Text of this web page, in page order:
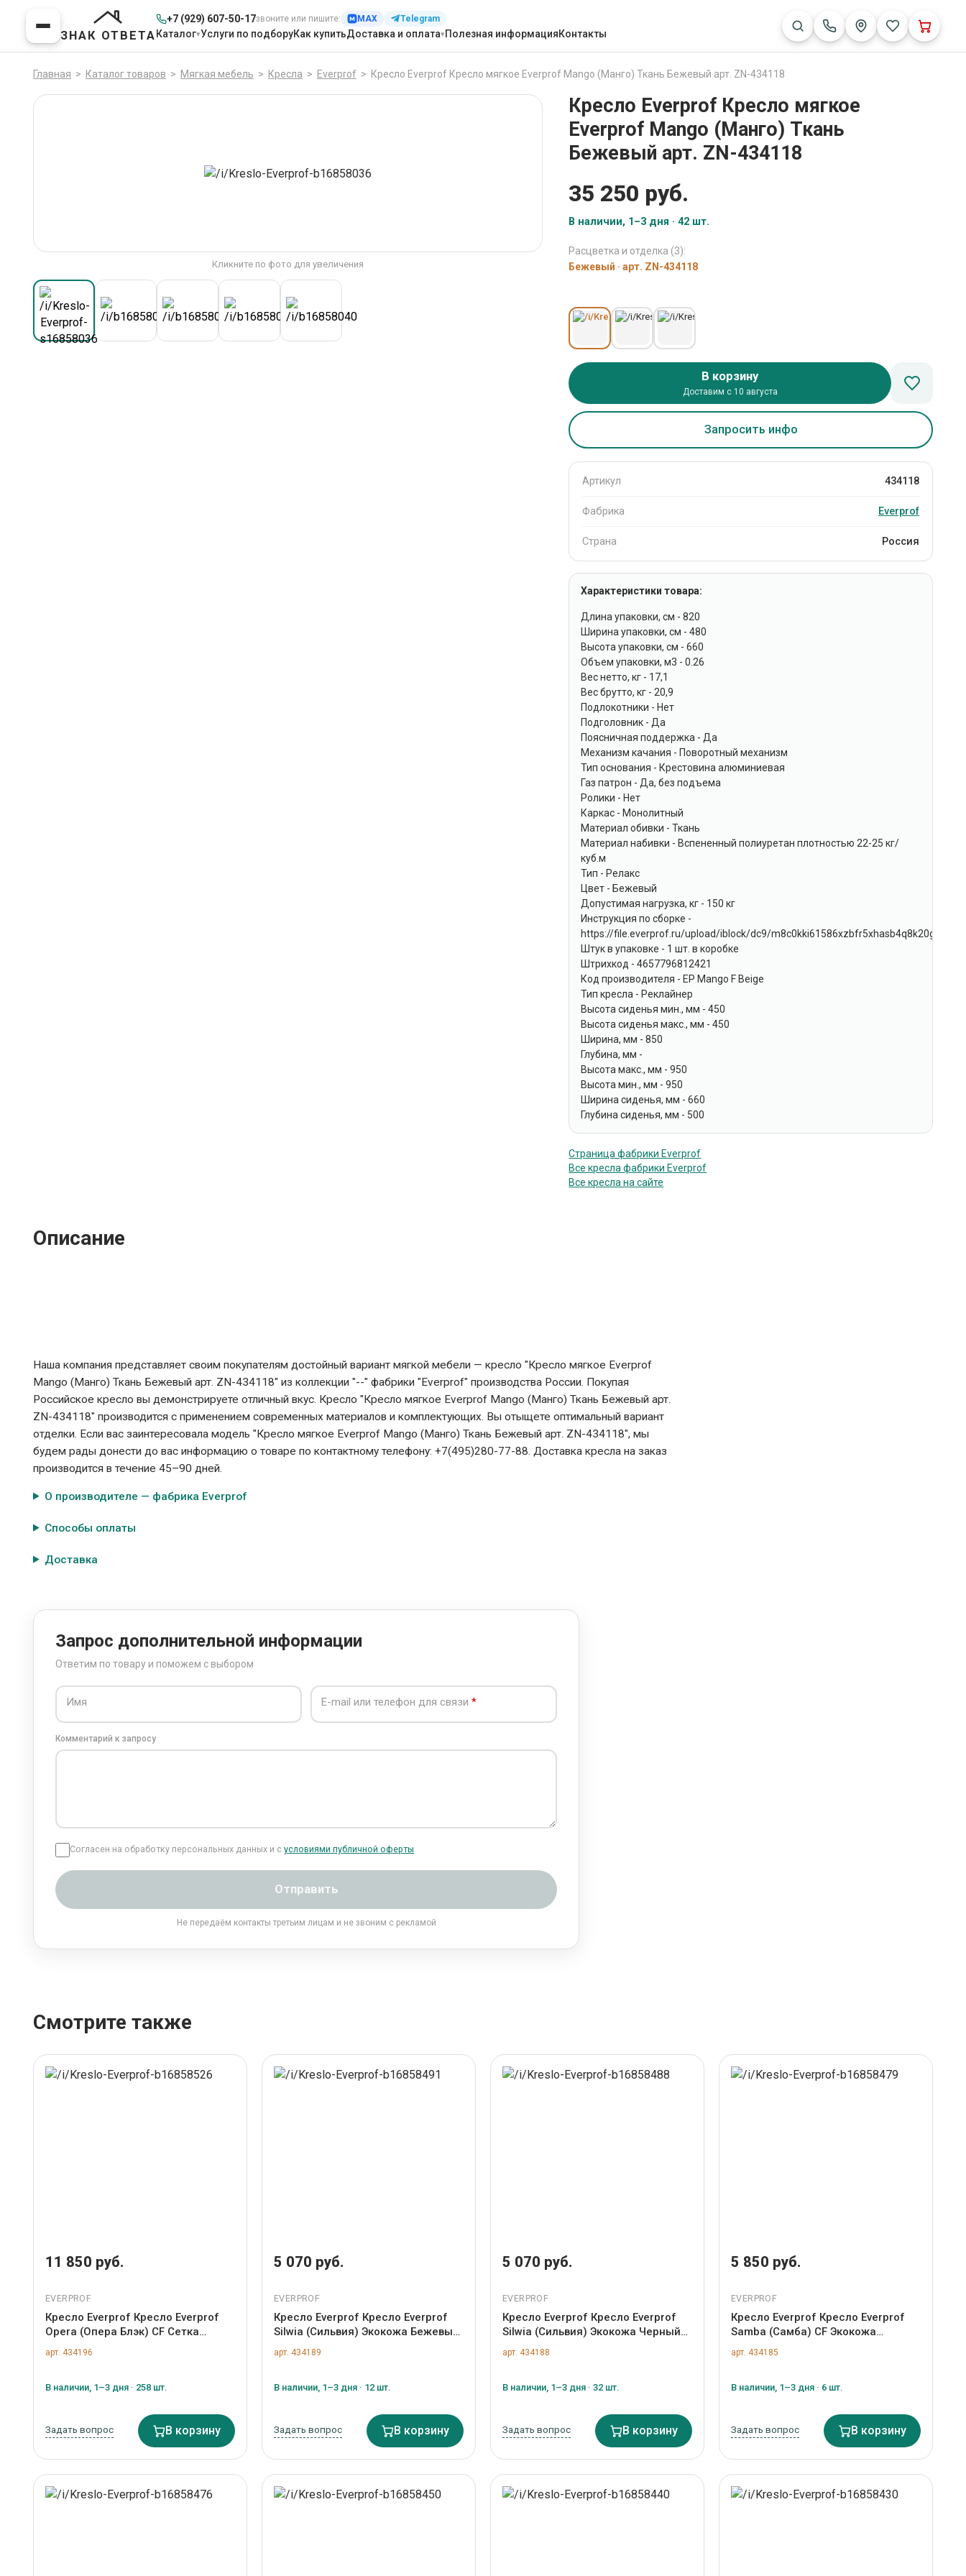
ЗНАК ОТВЕТА
+7 (929) 607-50-17звоните или пишите: MAX Telegram
Каталог Услуги по подборуКак купитьДоставка и оплата Полезная информацияКонтакты
Главная > Каталог товаров > Мягкая мебель > Кресла > Everprof > Кресло Everprof Кресло мягкое Everprof Mango (Манго) Ткань Бежевый арт. ZN-434118
Кликните по фото для увеличения
Кресло Everprof Кресло мягкое
Everprof Mango (Манго) Ткань
Бежевый арт. ZN-434118
35 250 руб.
В наличии, 1–3 дня · 42 шт.
Расцветка и отделка (3):
Бежевый · арт. ZN-434118
В корзину
Доставим с 10 августа
Запросить инфо
Артикул 434118
Фабрика Everprof
Страна Россия
Характеристики товара:
Длина упаковки, см - 820
Ширина упаковки, см - 480
Высота упаковки, см - 660
Объем упаковки, м3 - 0.26
Вес нетто, кг - 17,1
Вес брутто, кг - 20,9
Подлокотники - Нет
Подголовник - Да
Поясничная поддержка - Да
Механизм качания - Поворотный механизм
Тип основания - Крестовина алюминиевая
Газ патрон - Да, без подъема
Ролики - Нет
Каркас - Монолитный
Материал обивки - Ткань
Материал набивки - Вспененный полиуретан плотностью 22-25 кг/
куб.м
Тип - Релакс
Цвет - Бежевый
Допустимая нагрузка, кг - 150 кг
Инструкция по сборке -
https://file.everprof.ru/upload/iblock/dc9/m8c0kki61586xzbfr5xhasb4q8k20g43.pdf
Штук в упаковке - 1 шт. в коробке
Штрихкод - 4657796812421
Код производителя - EP Mango F Beige
Тип кресла - Реклайнер
Высота сиденья мин., мм - 450
Высота сиденья макс., мм - 450
Ширина, мм - 850
Глубина, мм -
Высота макс., мм - 950
Высота мин., мм - 950
Ширина сиденья, мм - 660
Глубина сиденья, мм - 500
Страница фабрики Everprof
Все кресла фабрики Everprof
Все кресла на сайте
Описание
Наша компания представляет своим покупателям достойный вариант мягкой мебели — кресло "Кресло мягкое Everprof
Mango (Манго) Ткань Бежевый арт. ZN-434118" из коллекции "--" фабрики "Everprof" производства России. Покупая
Российское кресло вы демонстрируете отличный вкус. Кресло "Кресло мягкое Everprof Mango (Манго) Ткань Бежевый арт.
ZN-434118" производится с применением современных материалов и комплектующих. Вы отыщете оптимальный вариант
отделки. Если вас заинтересовала модель "Кресло мягкое Everprof Mango (Манго) Ткань Бежевый арт. ZN-434118", мы
будем рады донести до вас информацию о товаре по контактному телефону: +7(495)280-77-88. Доставка кресла на заказ
производится в течение 45–90 дней.
О производителе — фабрика Everprof
Способы оплаты
Доставка
Запрос дополнительной информации
Ответим по товару и поможем с выбором
Имя E-mail или телефон для связи
Комментарий к запросу
Согласен на обработку персональных данных и с условиями публичной оферты
Отправить
Не передаём контакты третьим лицам и не звоним с рекламой
Смотрите также
11 850 руб.
EVERPROF
Кресло Everprof Кресло Everprof
Opera (Опера Блэк) CF Сетка
Черный арт. ZN-434196
арт. 434196
В наличии, 1–3 дня · 258 шт.
Задать вопрос В корзину
5 070 руб.
EVERPROF
Кресло Everprof Кресло Everprof
Silwia (Сильвия) Экокожа Бежевый
арт. ZN-434189
арт. 434189
В наличии, 1–3 дня · 12 шт.
Задать вопрос В корзину
5 070 руб.
EVERPROF
Кресло Everprof Кресло Everprof
Silwia (Сильвия) Экокожа Черный
арт. ZN-434188
арт. 434188
В наличии, 1–3 дня · 32 шт.
Задать вопрос В корзину
5 850 руб.
EVERPROF
Кресло Everprof Кресло Everprof
Samba (Самба) CF Экокожа
Бежевый арт. ZN-434185
арт. 434185
В наличии, 1–3 дня · 6 шт.
Задать вопрос В корзину